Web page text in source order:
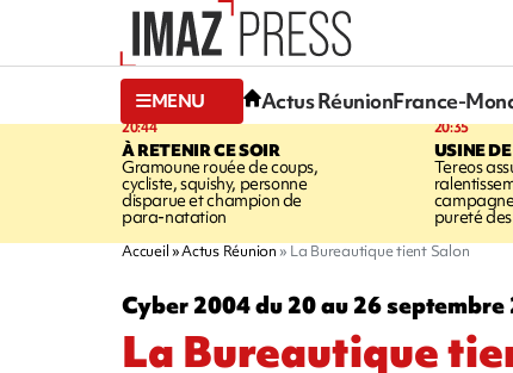
MENU Actus RéunionFrance-
20:44
À RETENIR CE SOIR
Gramoune rouée de coups,
cycliste, squishy, personne
disparue et champion de
para-natation
20:35
USINE
Tereos
pureté
Accueil Actus Réunion La Bureautique tient Salon
Cyber 2004 du 20 au 26 septembre
La Bureautique